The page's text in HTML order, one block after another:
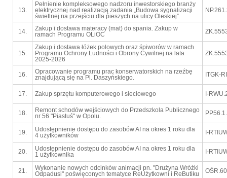
13.
Pełnienie kompleksowego nadzoru inwestorskiego branży
elektrycznej nad realizacją zadania „Budowa sygnalizacji
świetlnej na przejściu dla pieszych na ulicy Oleskiej”.
14.
Zakup i dostawa materacy (mat) do spania. Zakup w
ramach Programu OLiOC
15.
Zakup i dostawa łóżek polowych oraz śpiworów w ramach
Programu Ochrony Ludności i Obrony Cywilnej na lata
2025-2026
16.
Opracowanie programu prac konserwatorskich na rzeźbę
znajdującą się na Pl. Daszyńskiego.
ITGK-
17. Zakup sprzętu komputerowego i sieciowego I-
18.
Remont schodów wejściowych do Przedszkola Publicznego
nr 56 "Piastuś" w Opolu.
19.
Udostępnienie dostępu do zasobów AI na okres 1 roku dla
4 użytkowników
I-
20.
Udostępnienie dostępu do zasobów AI na okres 1 roku dla
1 użytkownika
I-
21.
Wykonanie nowych odcinków animacji pn. "Drużyna Wróżki
Odpadusi" poświęconych tematyce ReUżytkowni i ReButiku